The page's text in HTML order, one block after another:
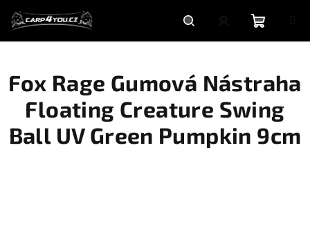
obsah
HledatPřihlášeníNákupní
košík
Fox Rage Gumová Nástraha
Floating Creature Swing
Ball UV Green Pumpkin 9cm